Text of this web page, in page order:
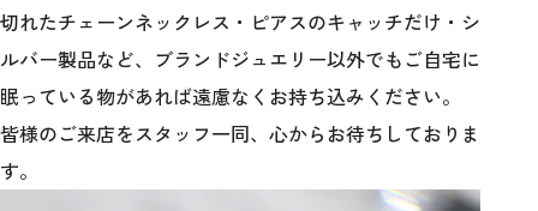
切れたチェーンネックレス・ピアスのキャッチだけ・シ
ルバー製品など、ブランドジュエリー以外でもご自宅に
眠っている物があれば遠慮なくお持ち込みください。
皆様のご来店をスタッフ一同、心からお待ちしておりま
す。